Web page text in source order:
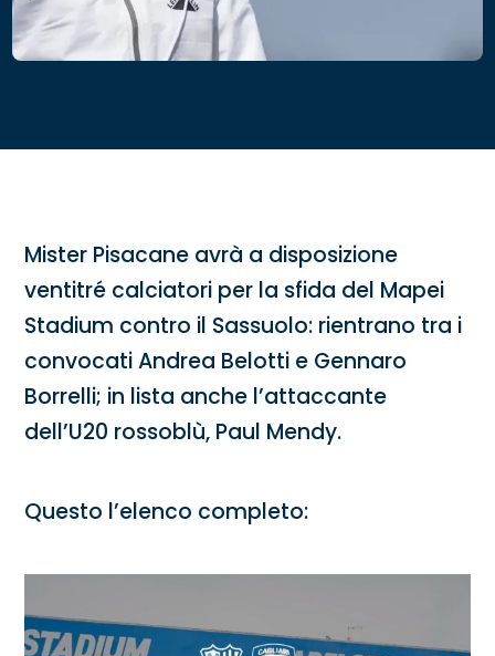
Mister Pisacane avrà a disposizione
ventitré calciatori per la sfida del Mapei
Stadium contro il Sassuolo: rientrano tra i
convocati Andrea Belotti e Gennaro
Borrelli; in lista anche l’attaccante
dell’U20 rossoblù, Paul Mendy.
Questo l’elenco completo: